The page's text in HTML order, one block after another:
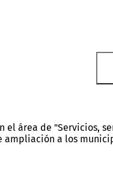
área de "Servicios,
a los